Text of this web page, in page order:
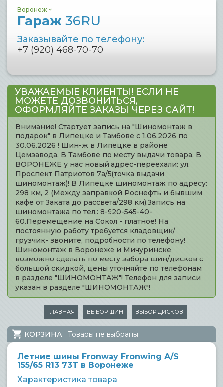
Воронеж
Гараж 36RU
Заказывайте по телефону:
+7 (920) 468-70-70
УВАЖАЕМЫЕ КЛИЕНТЫ! ЕСЛИ НЕ
МОЖЕТЕ ДОЗВОНИТЬСЯ,
ОФОРМЛЯЙТЕ ЗАКАЗЫ ЧЕРЕЗ САЙТ!
Внимание! Стартует запись на "Шиномонтаж в
подарок" в Липецке и Тамбове с 1.06.2026 по
30.06.2026 ! Шин-ж в Липецке в районе
Цемзавода. В Тамбове по месту выдачи товара. В
ВОРОНЕЖЕ у нас новый адрес-переехали: ул.
Проспект Патриотов 7а/5(точка выдачи
шиномонтаж)! В Липецке шиномонтаж по адресу:
298 км, 2 (Между заправкой Роснефть и бывшим
кафе от Заката до рассвета/298 км).Запись на
шиномонтажа по тел.: 8-920-545-40-
60.Перемещение на Сокол - платное! На
постоянную работу требуется кладовщик/
грузчик- звоните, подробности по телефону!
Шиномонтаж в Воронеже и Мичуринске
возможно сделать по месту забора шин/дисков с
большой скидкой, цены уточняйте по телефонам
в разделе "ШИНОМОНТАЖ"! Телефон для записи
указан в разделе "ШИНОМОНТАЖ"!
ГЛАВНАЯ ВЫБОР ШИН ВЫБОР ДИСКОВ
КОРЗИНА Товары не выбраны
Летние шины Fronway Fronwing A/S
155/65 R13 73T в Воронеже
Характеристика товара